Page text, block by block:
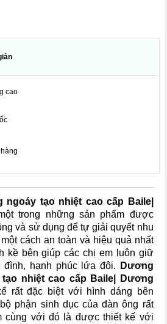
cao
ngoáy tạo nhiệt cao cấp Baile|
trong những sản phẩm được
và sử dụng để tự giải quyết nhu
cách an toàn và hiệu quả nhất
kề bên giúp các chị em luôn giữ
hạnh phúc lứa đôi.
Dương
nhiệt cao cấp Baile| Dương
rất đặc biệt với hình dáng bên
phận sinh dục của đàn ông rất
cùng với đó là được thiết kế với